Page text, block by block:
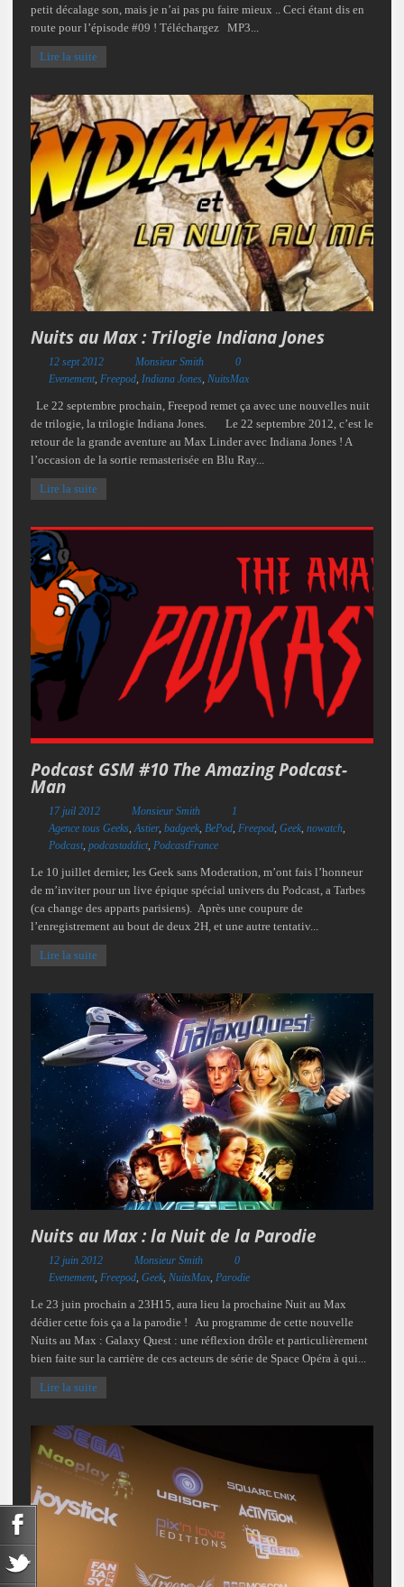
petit décalage son, mais je n’ai pas pu faire mieux .. Ceci étant dis en
route pour l’épisode #09 ! Téléchargez MP3...
Lire la suite
Nuits au Max : Trilogie Indiana Jones
12 sept 2012 Monsieur Smith
0
Evenement, Freepod, Indiana Jones, NuitsMax
Le 22 septembre prochain, Freepod remet ça avec une nouvelles nuit
de trilogie, la trilogie Indiana Jones. Le 22 septembre 2012, c’est le
retour de la grande aventure au Max Linder avec Indiana Jones ! A
l’occasion de la sortie remasterisée en Blu Ray...
Lire la suite
Podcast GSM #10 The Amazing Podcast-
Man
17 juil 2012 Monsieur Smith
1
Agence tous Geeks,Astier, badgeek, BePod, Freepod, Geek, nowatch,
Podcast, podcastaddict, PodcastFrance
Le 10 juillet dernier, les Geek sans Moderation, m’ont fais l’honneur
de m’inviter pour un live épique spécial univers du Podcast, a Tarbes
(ca change des apparts parisiens). Après une coupure de
l’enregistrement au bout de deux 2H, et une autre tentativ...
Lire la suite
Nuits au Max : la Nuit de la Parodie
12 juin 2012 Monsieur Smith
0
Evenement, Freepod, Geek, NuitsMax, Parodie
Le 23 juin prochain a 23H15, aura lieu la prochaine Nuit au Max
dédier cette fois ça a la parodie ! Au programme de cette nouvelle
Nuits au Max : Galaxy Quest : une réflexion drôle et particulièrement
bien faite sur la carrière de ces acteurs de série de Space Opéra à qui...
Lire la suite